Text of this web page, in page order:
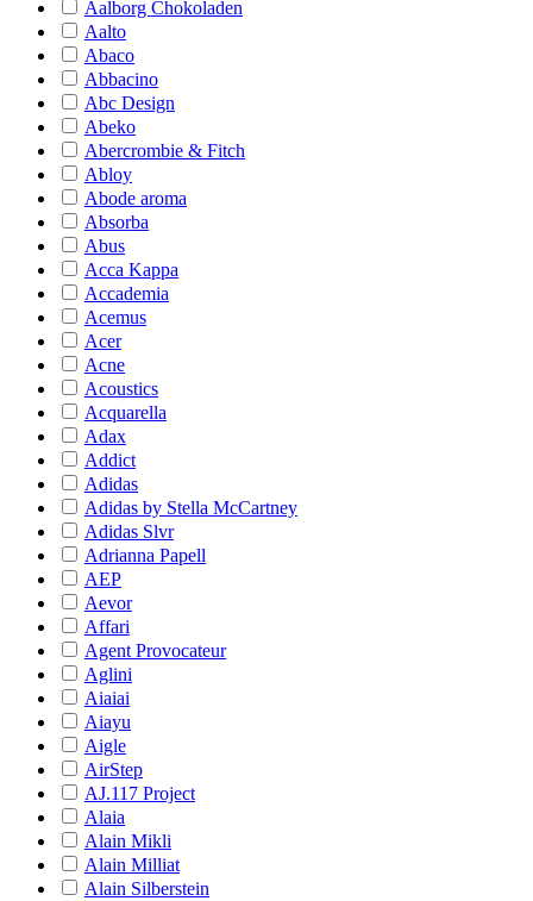
Aalborg Chokoladen
Aalto
Abaco
Abbacino
Abc Design
Abeko
Abercrombie & Fitch
Abloy
Abode aroma
Absorba
Abus
Acca Kappa
Accademia
Acemus
Acer
Acne
Acoustics
Acquarella
Adax
Addict
Adidas
Adidas by Stella McCartney
Adidas Slvr
Adrianna Papell
AEP
Aevor
Affari
Agent Provocateur
Aglini
Aiaiai
Aiayu
Aigle
AirStep
AJ.117 Project
Alaia
Alain Mikli
Alain Milliat
Alain Silberstein